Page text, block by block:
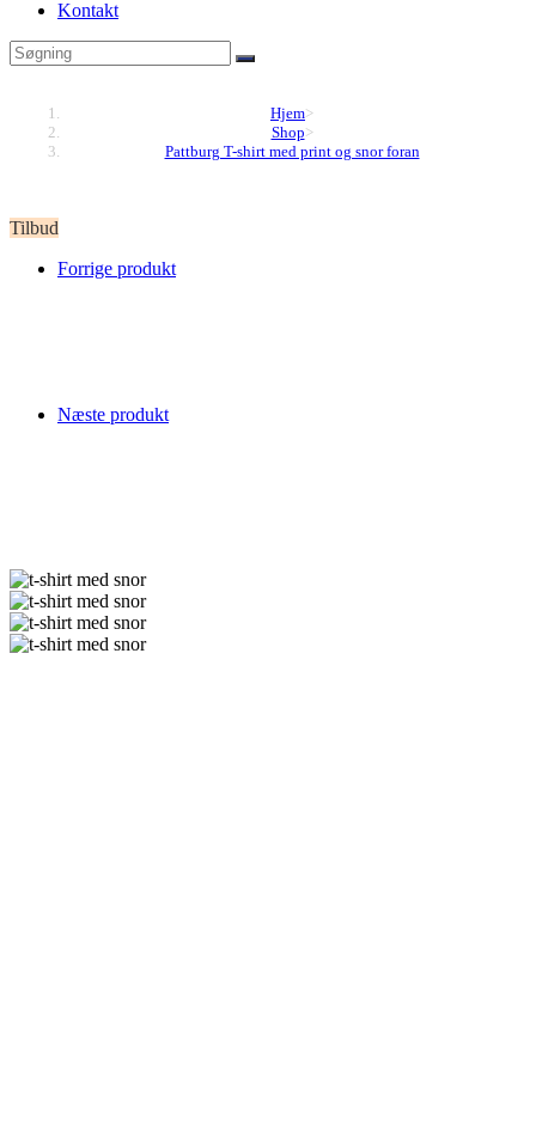
Kontakt
Hjem>
Shop>
Pattburg T-shirt med print og snor foran
Tilbud
Forrige produkt
Næste produkt